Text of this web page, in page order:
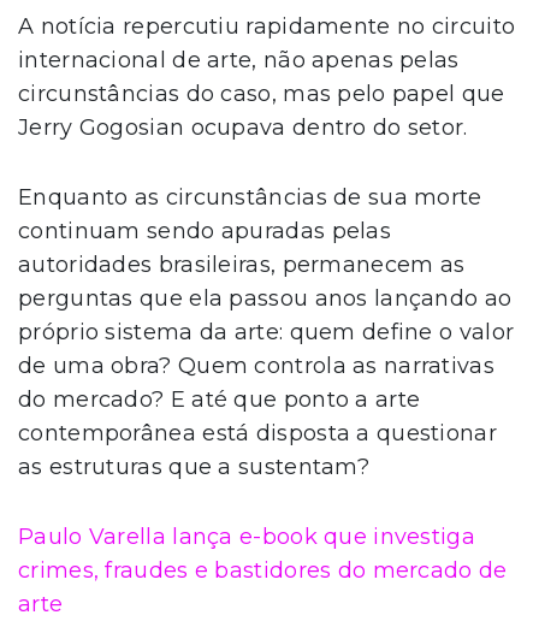
A notícia repercutiu rapidamente no circuito
internacional de arte, não apenas pelas
circunstâncias do caso, mas pelo papel que
Jerry Gogosian ocupava dentro do setor.
Enquanto as circunstâncias de sua morte
continuam sendo apuradas pelas
autoridades brasileiras, permanecem as
perguntas que ela passou anos lançando ao
próprio sistema da arte: quem define o valor
de uma obra? Quem controla as narrativas
do mercado? E até que ponto a arte
contemporânea está disposta a questionar
as estruturas que a sustentam?
Paulo Varella lança e-book que investiga
crimes, fraudes e bastidores do mercado de
arte